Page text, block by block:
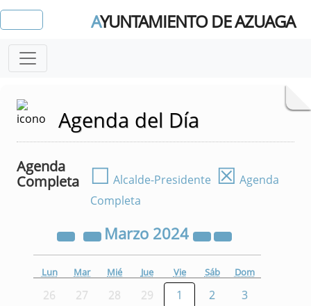
AYUNTAMIENTO DE AZUAGA
Agenda del Día
Agenda
Completa
☐ Alcalde-Presidente ☒ Agenda
Completa
Marzo 2024
Lun Mar Mié Jue Vie Sáb Dom
26 27 28 29 1 2
3